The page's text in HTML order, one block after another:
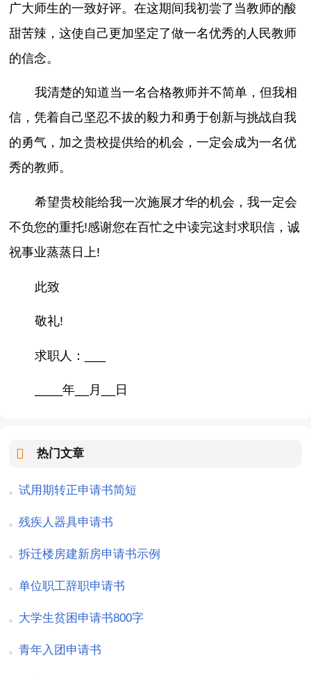
广大师生的一致好评。在这期间我初尝了当教师的酸
甜苦辣，这使自己更加坚定了做一名优秀的人民教师
的信念。
我清楚的知道当一名合格教师并不简单，但我相
信，凭着自己坚忍不拔的毅力和勇于创新与挑战自我
的勇气，加之贵校提供给的机会，一定会成为一名优
秀的教师。
希望贵校能给我一次施展才华的机会，我一定会
不负您的重托!感谢您在百忙之中读完这封求职信，诚
祝事业蒸蒸日上!
此致
敬礼!
求职人：___
____年__月__日
热门文章
试用期转正申请书简短
残疾人器具申请书
拆迁楼房建新房申请书示例
单位职工辞职申请书
大学生贫困申请书800字
青年入团申请书